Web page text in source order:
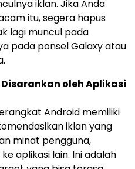
iklan. Jika Anda
itu, segera hapus
lagi muncul pada
pada ponsel Galaxy atau
oleh Aplikasi
Android memiliki
iklan yang
minat pengguna,
aplikasi lain. Ini adalah